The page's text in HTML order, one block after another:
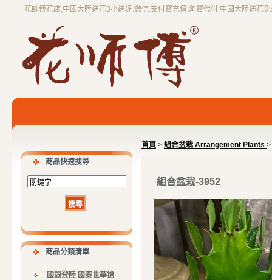
花師傅花店,中國大陸送花3小送達.微信.支付寶充值,淘寶代付.中國大陸送花
商品快速搜尋
商品分類清單
國銀登陸 國泰世華搶
首頁 > 組合盆栽 Arrangement Plants
組合盆栽-3952